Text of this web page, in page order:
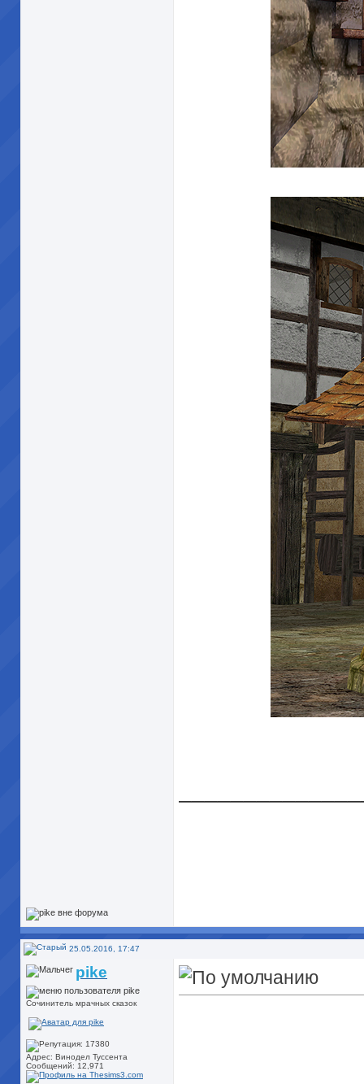
25.05.2016, 17:47
pike
Сочинитель мрачных сказок
Адрес: Винодел Туссента
Сообщений: 12,971